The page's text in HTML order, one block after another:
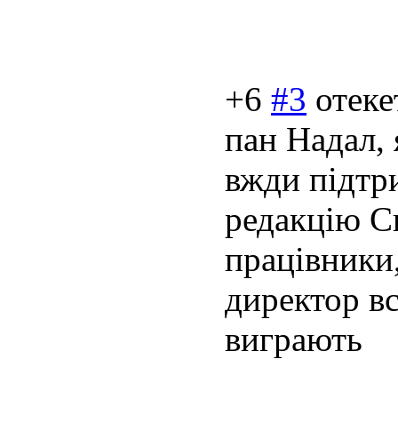
+6 #3
пан Надал,
вжди
редакцію
директор
виграють